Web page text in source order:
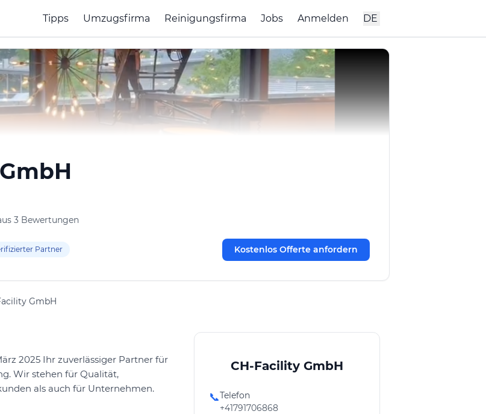
Tipps Umzugsfirma Reinigungsfirma Jobs Anmelden DE
3 Bewertungen
Partner Kostenlos Offerte anfordern
GmbH
2025 Ihr zuverlässiger Partner für
Wir stehen für Qualität,
als auch für Unternehmen.
CH-Facility GmbH
📞Telefon
+41791706868